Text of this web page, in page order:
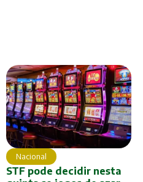
Nacional
STF pode decidir nesta